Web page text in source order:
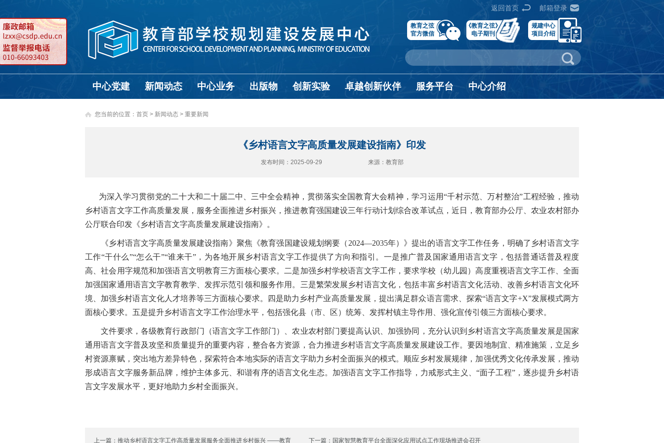
邮箱登录
返回首页
教育之弦
官方微信
规建中心
项目介绍
《教育之弦》
电子期刊
中心党建 新闻动态 中心业务 出版物 创新实验 卓越创新伙伴 服务平台 中心介绍
您当前的位置： 首页 > 新闻动态 > 重要新闻
《乡村语言文字高质量发展建设指南》印发
发布时间：2025-09-29 来源：教育部
为深入学习贯彻党的二十大和二十届二中、三中全会精神，贯彻落实全国教育大会精神，学习运用“千村示范、万村整治”工程经验，推动
乡村语言文字工作高质量发展，服务全面推进乡村振兴，推进教育强国建设三年行动计划综合改革试点，近日，教育部办公厅、农业农村部办
公厅联合印发《乡村语言文字高质量发展建设指南》。
《乡村语言文字高质量发展建设指南》聚焦《教育强国建设规划纲要（2024—2035年）》提出的语言文字工作任务，明确了乡村语言文字
工作“干什么”“怎么干”“谁来干”，为各地开展乡村语言文字工作提供了方向和指引。一是推广普及国家通用语言文字，包括普通话普及程度
高、社会用字规范和加强语言文明教育三方面核心要求。二是加强乡村学校语言文字工作，要求学校（幼儿园）高度重视语言文字工作、全面
加强国家通用语言文字教育教学、发挥示范引领和服务作用。三是繁荣发展乡村语言文化，包括丰富乡村语言文化活动、改善乡村语言文化环
境、加强乡村语言文化人才培养等三方面核心要求。四是助力乡村产业高质量发展，提出满足群众语言需求、探索“语言文字+X”发展模式两方
面核心要求。五是提升乡村语言文字工作治理水平，包括强化县（市、区）统筹、发挥村镇主导作用、强化宣传引领三方面核心要求。
文件要求，各级教育行政部门（语言文字工作部门）、农业农村部门要提高认识、加强协同，充分认识到乡村语言文字高质量发展是国家
通用语言文字普及攻坚和质量提升的重要内容，整合各方资源，合力推进乡村语言文字高质量发展建设工作。要因地制宜、精准施策，立足乡
村资源禀赋，突出地方差异特色，探索符合本地实际的语言文字助力乡村全面振兴的模式。顺应乡村发展规律，加强优秀文化传承发展，推动
形成语言文字服务新品牌，维护主体多元、和谐有序的语言文化生态。加强语言文字工作指导，力戒形式主义、“面子工程”，逐步提升乡村语
言文字发展水平，更好地助力乡村全面振兴。
上一篇：推动乡村语言文字工作高质量发展服务全面推进乡村振兴 ——教育 下一篇：国家智慧教育平台全面深化应用试点工作现场推进会召开